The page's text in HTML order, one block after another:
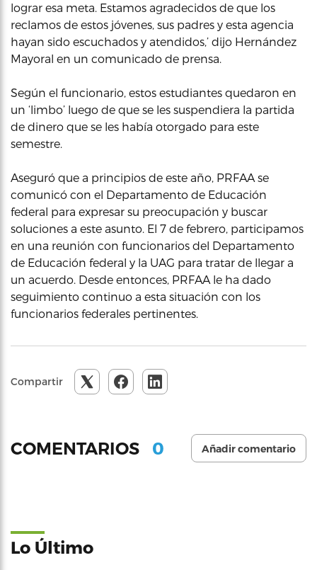
lograr esa meta. Estamos agradecidos de que los
reclamos de estos jóvenes, sus padres y esta agencia
hayan sido escuchados y atendidos,’ dijo Hernández
Mayoral en un comunicado de prensa.
Según el funcionario, estos estudiantes quedaron en
un ‘limbo’ luego de que se les suspendiera la partida
de dinero que se les había otorgado para este
semestre.
Aseguró que a principios de este año, PRFAA se
comunicó con el Departamento de Educación
federal para expresar su preocupación y buscar
soluciones a este asunto. El 7 de febrero, participamos
en una reunión con funcionarios del Departamento
de Educación federal y la UAG para tratar de llegar a
un acuerdo. Desde entonces, PRFAA le ha dado
seguimiento continuo a esta situación con los
funcionarios federales pertinentes.
Compartir
COMENTARIOS 0 Añadir comentario
Lo Último